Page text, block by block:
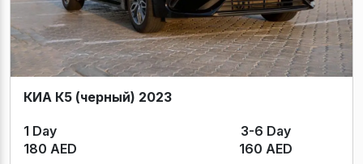
КИА К5 (черный) 2023
1 Day
3-6 Day
180 AED
160 AED